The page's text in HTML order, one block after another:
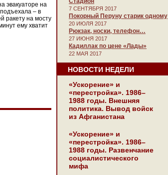
эвакуаторе на
– в
ракету на мосту
ему хватит
7 СЕНТЯБРЯ 2017
Покорный Перуну старик одному
20 ИЮЛЯ 2017
Рюкзак, носки, телефон…
27 ИЮНЯ 2017
Кадиллак по цене «Лады»
22 МАЯ 2017
НОВОСТИ НЕДЕЛИ
«Ускорение» и
«перестройка». 1986–
1988 годы. Внешняя
политика. Вывод войск
из Афганистана
«Ускорение» и
«перестройка». 1986–
1988 годы. Развенчание
социалистического
мифа